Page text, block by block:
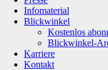
Infomaterial
Blickwinkel
Kostenlos
Blickwinkel-
Karriere
Kontakt